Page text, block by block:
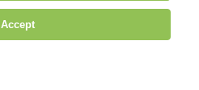
Accept